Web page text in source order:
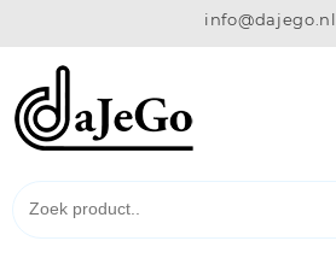
info@dajego.nl